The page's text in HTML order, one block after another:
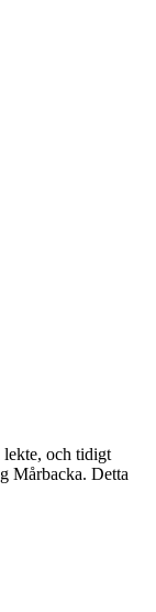
lekte, och tidigt
Mårbacka. Detta